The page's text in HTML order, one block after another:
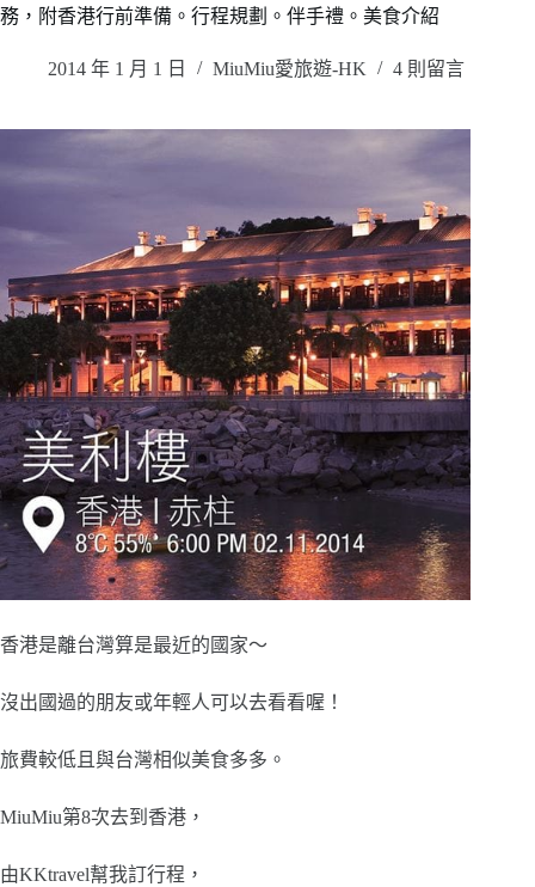
務，附香港行前準備。行程規劃。伴手禮。美食介紹
2014 年 1 月 1 日 MiuMiu愛旅遊-HK 4 則留言
香港是離台灣算是最近的國家～
沒出國過的朋友或年輕人可以去看看喔！
旅費較低且與台灣相似美食多多。
MiuMiu第8次去到香港，
由KKtravel幫我訂行程，